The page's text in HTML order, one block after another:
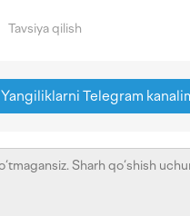
Tavsiya qilish
Yangiliklarni Telegram